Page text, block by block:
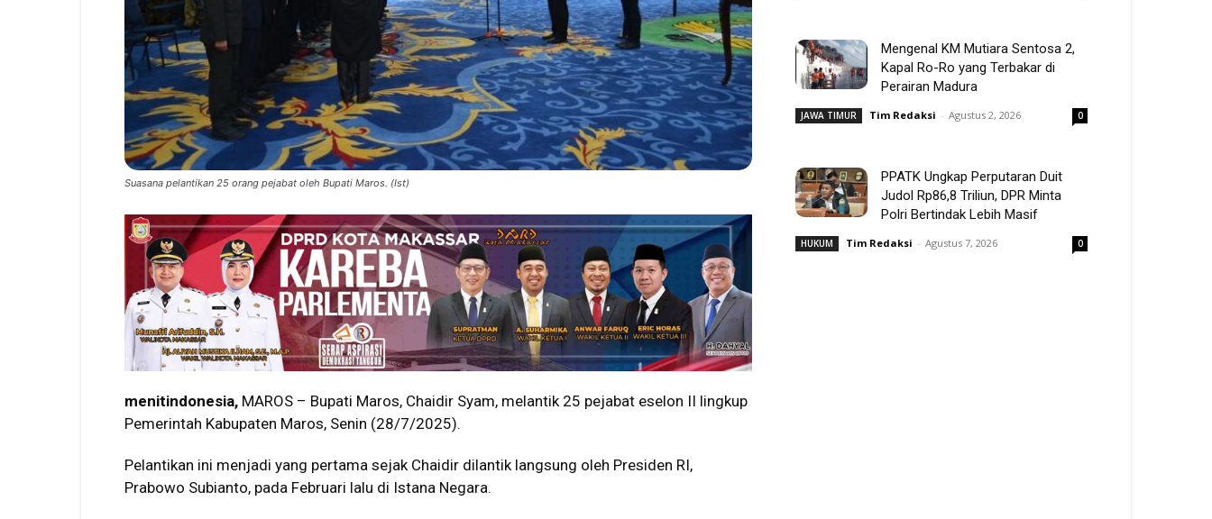
Suasana pelantikan 25 orang pejabat oleh Bupati Maros. (Ist)
menitindonesia, MAROS – Bupati Maros, Chaidir Syam, melantik 25 pejabat eselon II lingkup
Pemerintah Kabupaten Maros, Senin (28/7/2025).
Pelantikan ini menjadi yang pertama sejak Chaidir dilantik langsung oleh Presiden RI,
Prabowo Subianto, pada Februari lalu di Istana Negara.
Mengenal KM Mutiara Sentosa 2,
Kapal Ro-Ro yang Terbakar di
Perairan Madura
JAWA TIMUR Tim Redaksi - Agustus 2, 2026 0
PPATK Ungkap Perputaran Duit
Judol Rp86,8 Triliun, DPR Minta
Polri Bertindak Lebih Masif
HUKUM Tim Redaksi - Agustus 7, 2026 0